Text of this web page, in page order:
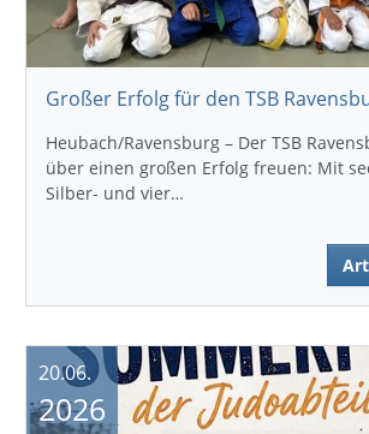
Heubach/Ravensburg – Der TSB
über einen großen Erfolg freuen: Mit
Silber- und vier…
20.06.
2026